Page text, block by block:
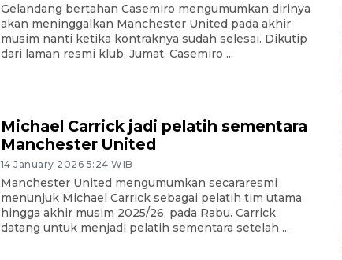
Gelandang bertahan Casemiro mengumumkan dirinya
akan meninggalkan Manchester United pada akhir
musim nanti ketika kontraknya sudah selesai. Dikutip
dari laman resmi klub, Jumat, Casemiro ...
Michael Carrick jadi pelatih sementara
Manchester United
14 January 2026 5:24 WIB
Manchester United mengumumkan secararesmi
menunjuk Michael Carrick sebagai pelatih tim utama
hingga akhir musim 2025/26, pada Rabu. Carrick
datang untuk menjadi pelatih sementara setelah ...